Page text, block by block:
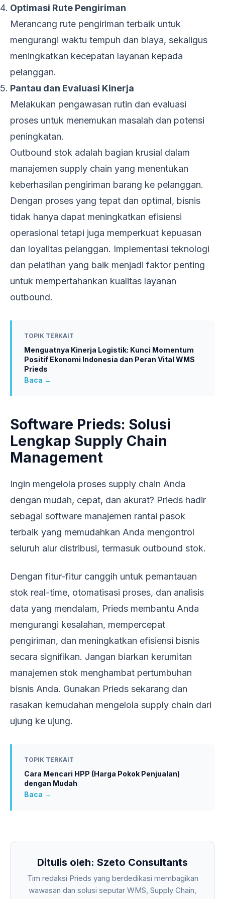
Optimasi Rute Pengiriman
Merancang rute pengiriman terbaik untuk
mengurangi waktu tempuh dan biaya, sekaligus
meningkatkan kecepatan layanan kepada
pelanggan.
Pantau dan Evaluasi Kinerja
Melakukan pengawasan rutin dan evaluasi
proses untuk menemukan masalah dan potensi
peningkatan.
Outbound stok adalah bagian krusial dalam
manajemen supply chain yang menentukan
keberhasilan pengiriman barang ke pelanggan.
Dengan proses yang tepat dan optimal, bisnis
tidak hanya dapat meningkatkan efisiensi
operasional tetapi juga memperkuat kepuasan
dan loyalitas pelanggan. Implementasi teknologi
dan pelatihan yang baik menjadi faktor penting
untuk mempertahankan kualitas layanan
outbound.
TOPIK TERKAIT
Menguatnya Kinerja Logistik: Kunci Momentum
Positif Ekonomi Indonesia dan Peran Vital WMS
Prieds
Baca →
Software Prieds: Solusi
Lengkap Supply Chain
Management
Ingin mengelola proses supply chain Anda
dengan mudah, cepat, dan akurat? Prieds hadir
sebagai software manajemen rantai pasok
terbaik yang memudahkan Anda mengontrol
seluruh alur distribusi, termasuk outbound stok.
Dengan fitur-fitur canggih untuk pemantauan
stok real-time, otomatisasi proses, dan analisis
data yang mendalam, Prieds membantu Anda
mengurangi kesalahan, mempercepat
pengiriman, dan meningkatkan efisiensi bisnis
secara signifikan. Jangan biarkan kerumitan
manajemen stok menghambat pertumbuhan
bisnis Anda. Gunakan Prieds sekarang dan
rasakan kemudahan mengelola supply chain dari
ujung ke ujung.
TOPIK TERKAIT
Cara Mencari HPP (Harga Pokok Penjualan)
dengan Mudah
Baca →
Ditulis oleh: Szeto Consultants
Tim redaksi Prieds yang berdedikasi membagikan
wawasan dan solusi seputar WMS, Supply Chain,